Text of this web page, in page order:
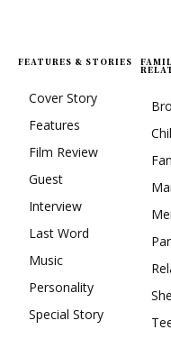
FEATURES & STORIES
Cover Story
Features
Film Review
Guest
Interview
Last Word
Music
Personality
Special Story
She